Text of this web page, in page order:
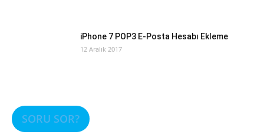
iPhone 7 POP3 E-Posta Hesabı Ekleme
12 Aralık 2017
SORU SOR?